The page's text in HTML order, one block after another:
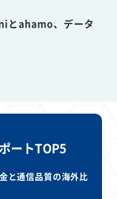
とahamo、データ
ートTOP5
と通信品質の海外比